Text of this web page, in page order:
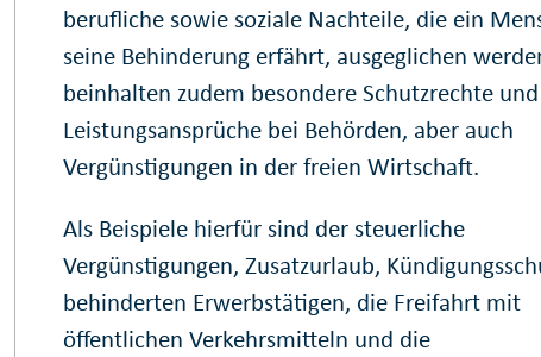
berufliche sowie soziale Nachteile, die ein
seine Behinderung erfährt, ausgeglichen
beinhalten zudem besondere Schutzrechte und
Leistungsansprüche bei Behörden, aber auch
Vergünstigungen in der freien Wirtschaft.
Als Beispiele hierfür sind der steuerliche
Vergünstigungen, Zusatzurlaub,
behinderten Erwerbstätigen, die Freifahrt mit
öffentlichen Verkehrsmitteln und die